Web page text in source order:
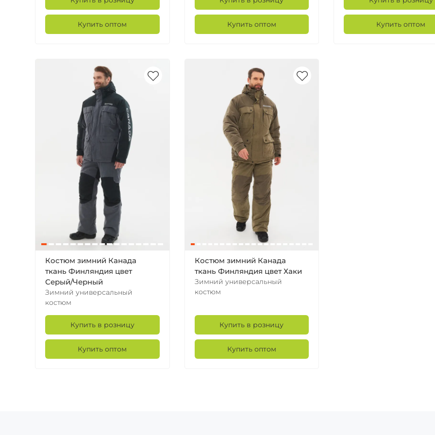
Купить оптом Купить оптом Купить оптом
Костюм зимний Канада
ткань Финляндия цвет
Серый/Черный
Зимний универсальный
костюм
Купить в розницу
Купить оптом
Костюм зимний Канада
ткань Финляндия цвет Хаки
Зимний универсальный
костюм
Купить в розницу
Купить оптом